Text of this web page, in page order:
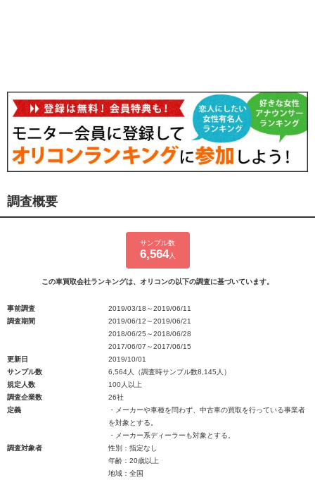
調査概要
サンプル数
6,564人
この車買取会社ランキングは、オリコンの以下の調査に基づいています。
事前調査
2019/03/18～2019/06/11
調査期間
2019/06/12～2019/06/21
2018/06/25～2018/06/28
2017/06/07～2017/06/15
更新日
2019/10/01
サンプル数
6,564人（調査時サンプル数8,145人）
規定人数
100人以上
調査企業数
26社
定義
・メーカーや車種を問わず、中古車の買取を行っている事業者
を対象とする。
・メーカー系ディーラーも対象とする。
調査対象者
性別：指定なし
年齢：20歳以上
地域：全国